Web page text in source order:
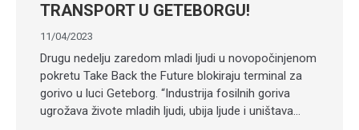
TRANSPORT U GETEBORGU!
11/04/2023
Drugu nedelju zaredom mladi ljudi u novopočinjenom
pokretu Take Back the Future blokiraju terminal za
gorivo u luci Geteborg. “Industrija fosilnih goriva
ugrožava živote mladih ljudi, ubija ljude i uništava…